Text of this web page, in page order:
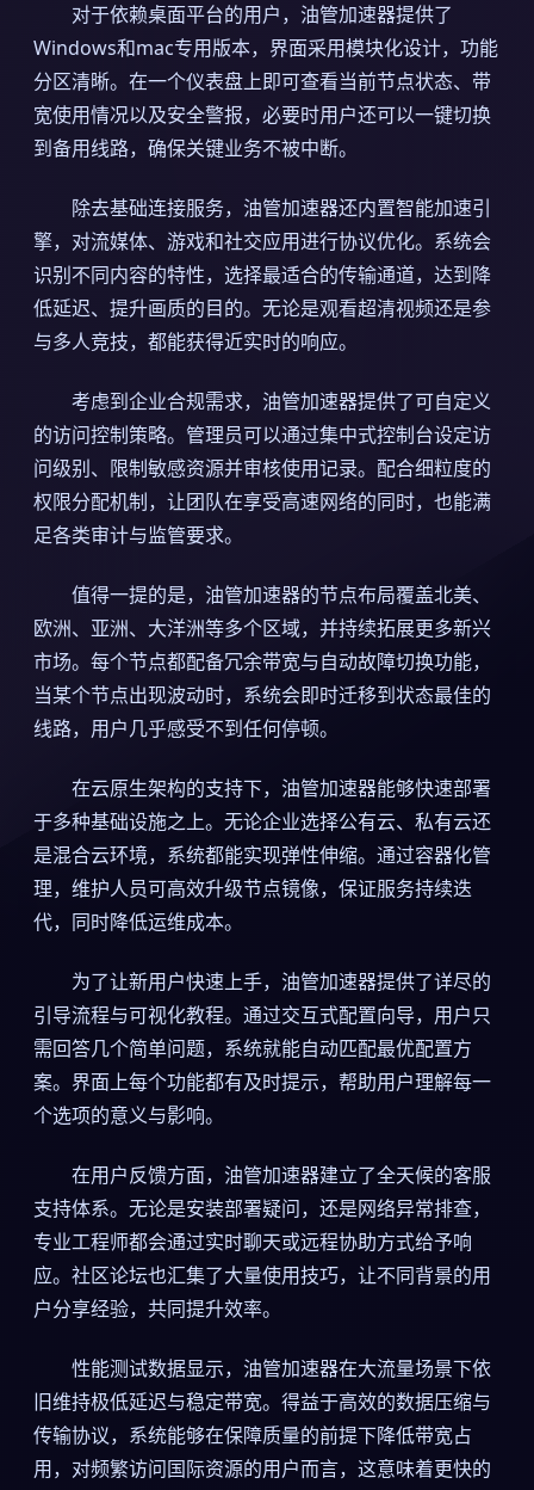
对于依赖桌面平台的用户，油管加速器提供了
Windows和mac专用版本，界面采用模块化设计，功能
分区清晰。在一个仪表盘上即可查看当前节点状态、带
宽使用情况以及安全警报，必要时用户还可以一键切换
到备用线路，确保关键业务不被中断。
除去基础连接服务，油管加速器还内置智能加速引
擎，对流媒体、游戏和社交应用进行协议优化。系统会
识别不同内容的特性，选择最适合的传输通道，达到降
低延迟、提升画质的目的。无论是观看超清视频还是参
与多人竞技，都能获得近实时的响应。
考虑到企业合规需求，油管加速器提供了可自定义
的访问控制策略。管理员可以通过集中式控制台设定访
问级别、限制敏感资源并审核使用记录。配合细粒度的
权限分配机制，让团队在享受高速网络的同时，也能满
足各类审计与监管要求。
值得一提的是，油管加速器的节点布局覆盖北美、
欧洲、亚洲、大洋洲等多个区域，并持续拓展更多新兴
市场。每个节点都配备冗余带宽与自动故障切换功能，
当某个节点出现波动时，系统会即时迁移到状态最佳的
线路，用户几乎感受不到任何停顿。
在云原生架构的支持下，油管加速器能够快速部署
于多种基础设施之上。无论企业选择公有云、私有云还
是混合云环境，系统都能实现弹性伸缩。通过容器化管
理，维护人员可高效升级节点镜像，保证服务持续迭
代，同时降低运维成本。
为了让新用户快速上手，油管加速器提供了详尽的
引导流程与可视化教程。通过交互式配置向导，用户只
需回答几个简单问题，系统就能自动匹配最优配置方
案。界面上每个功能都有及时提示，帮助用户理解每一
个选项的意义与影响。
在用户反馈方面，油管加速器建立了全天候的客服
支持体系。无论是安装部署疑问，还是网络异常排查，
专业工程师都会通过实时聊天或远程协助方式给予响
应。社区论坛也汇集了大量使用技巧，让不同背景的用
户分享经验，共同提升效率。
性能测试数据显示，油管加速器在大流量场景下依
旧维持极低延迟与稳定带宽。得益于高效的数据压缩与
传输协议，系统能够在保障质量的前提下降低带宽占
用，对频繁访问国际资源的用户而言，这意味着更快的